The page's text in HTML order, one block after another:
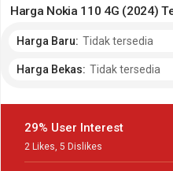
Harga Nokia 110 4G (2024)
Harga Baru: Tidak tersedia
Harga Bekas: Tidak tersedia
29% User Interest
2 Likes 5 Dislikes